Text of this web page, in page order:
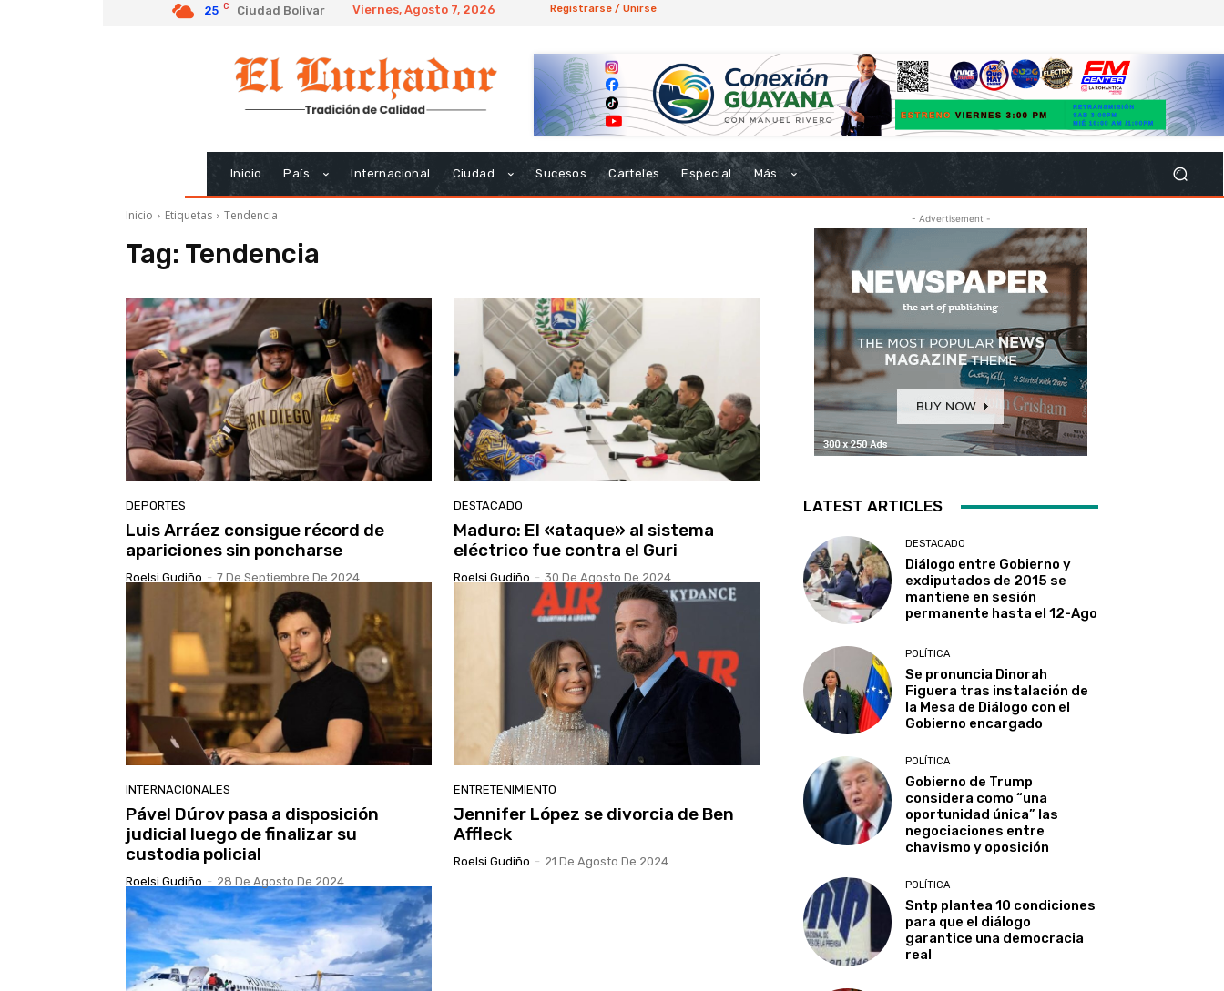
25 C Ciudad Bolivar Viernes, Agosto 7, 2026 Registrarse / Unirse
Inicio País Internacional Ciudad Sucesos Carteles Especial Más
Inicio Etiquetas Tendencia
Tag: Tendencia
DEPORTES
Luis Arráez consigue récord de
apariciones sin poncharse
Roelsi Gudiño - 7 De Septiembre De 2024
DESTACADO
Maduro: El «ataque» al sistema
eléctrico fue contra el Guri
Roelsi Gudiño - 30 De Agosto De 2024
INTERNACIONALES
Pável Dúrov pasa a disposición
judicial luego de finalizar su
custodia policial
Roelsi Gudiño - 28 De Agosto De 2024
ENTRETENIMIENTO
Jennifer López se divorcia de Ben
Affleck
Roelsi Gudiño - 21 De Agosto De 2024
- Advertisement -
LATEST ARTICLES
DESTACADO
Diálogo entre Gobierno y
exdiputados de 2015 se
mantiene en sesión
permanente hasta el 12-Ago
POLÍTICA
Se pronuncia Dinorah
Figuera tras instalación de
la Mesa de Diálogo con el
Gobierno encargado
POLÍTICA
Gobierno de Trump
considera como “una
oportunidad única” las
negociaciones entre
chavismo y oposición
POLÍTICA
Sntp plantea 10 condiciones
para que el diálogo
garantice una democracia
real